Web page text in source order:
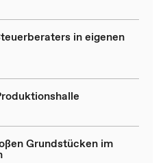
in eigenen
Grundstücken im